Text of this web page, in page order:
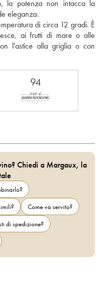
la potenza non intacca la
eleganza.
di circa 12 gradi. È
ai frutti di mare o alle
l'astice alla griglia o con
94
Chiedi a Margaux, la
Come va servito?
di spedizione?